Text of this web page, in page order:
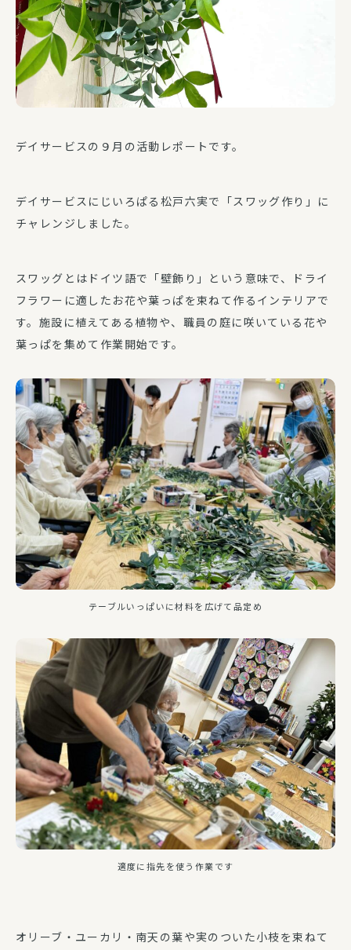
デイサービスの９月の活動レポートです。
デイサービスにじいろぱる松戸六実で「スワッグ作り」に
チャレンジしました。
スワッグとはドイツ語で「壁飾り」という意味で、ドライ
フラワーに適したお花や葉っぱを束ねて作るインテリアで
す。施設に植えてある植物や、職員の庭に咲いている花や
葉っぱを集めて作業開始です。
テーブルいっぱいに材料を広げて品定め
適度に指先を使う作業です
オリーブ・ユーカリ・南天の葉や実のついた小枝を束ねて